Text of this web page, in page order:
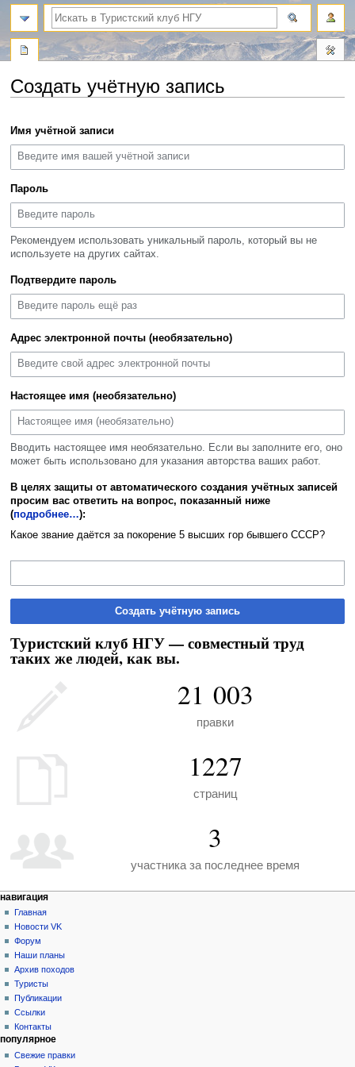
Создать учётную запись
к
навигации
к
поиску
Имя учётной записи
Пароль
Рекомендуем использовать уникальный пароль, который вы не
используете на других сайтах.
Подтвердите пароль
Адрес электронной почты (необязательно)
Настоящее имя (необязательно)
Вводить настоящее имя необязательно. Если вы заполните его, оно
может быть использовано для указания авторства ваших работ.
В целях защиты от автоматического создания учётных записей
просим вас ответить на вопрос, показанный ниже
(подробнее…):
Какое звание даётся за покорение 5 высших гор бывшего СССР?
Создать учётную запись
Туристский клуб НГУ — совместный труд
таких же людей, как вы.
21 003
правки
1227
страниц
3
участника за последнее время
Н
а
в
и
а
ц
и
я
действия на странице
служебная
страница
персональные инструменты
создать
учётную
запись
войти
навигация
Главная
Новости VK
Форум
Наши планы
Архив походов
Туристы
Публикации
Ссылки
Контакты
поиск
популярное
Свежие правки